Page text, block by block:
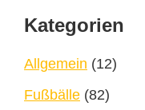
Footer
Kategorien
Allgemein (12)
Fußbälle (82)